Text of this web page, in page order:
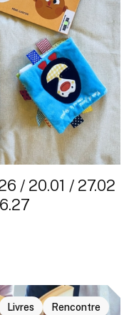
/ 20.01 / 27.02
Livres Rencontre